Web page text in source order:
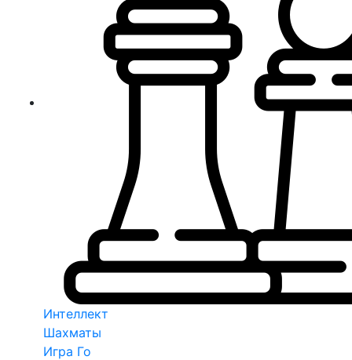
Интеллект
Шахматы
Игра Го